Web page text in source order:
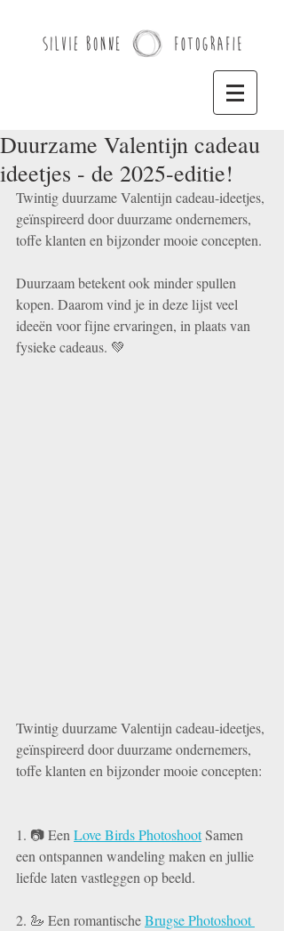
Duurzame Valentijn cadeau
ideetjes - de 2025-editie!
Twintig duurzame Valentijn cadeau-ideetjes,
geïnspireerd door duurzame ondernemers,
toffe klanten en bijzonder mooie concepten.
Duurzaam betekent ook minder spullen
kopen. Daarom vind je in deze lijst veel
ideeën voor fijne ervaringen, in plaats van
fysieke cadeaus. 💚
Twintig duurzame Valentijn cadeau-ideetjes,
geïnspireerd door duurzame ondernemers,
toffe klanten en bijzonder mooie concepten:
1. 📷 Een Love Birds Photoshoot Samen
een ontspannen wandeling maken en jullie
liefde laten vastleggen op beeld.
2. 🦢 Een romantische Brugse Photoshoot